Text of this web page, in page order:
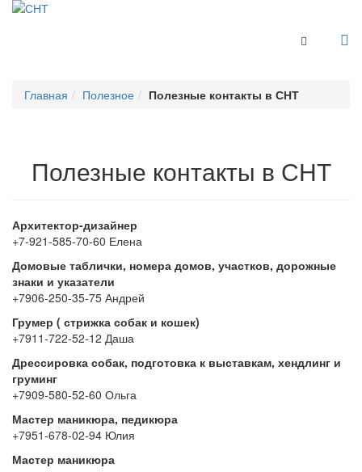
Toggle
Главная Полезное Полезные контакты в СНТ
Полезные контакты в СНТ
Архитектор-дизайнер
+7-921-585-70-60 Елена
Домовые таблички, номера домов, участков, дорожные
знаки и указатели
+7906-250-35-75 Андрей
Грумер ( стрижка собак и кошек)
+7911-722-52-12 Даша
Дрессировка собак, подготовка к выставкам, хендлинг и
груминг
+7909-580-52-60 Ольга
Мастер маникюра, педикюра
+7951-678-02-94 Юлия
Мастер маникюра